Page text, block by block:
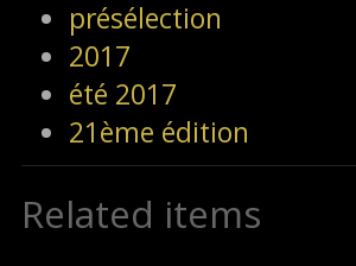
présélection
2017
été 2017
21ème édition
Related items